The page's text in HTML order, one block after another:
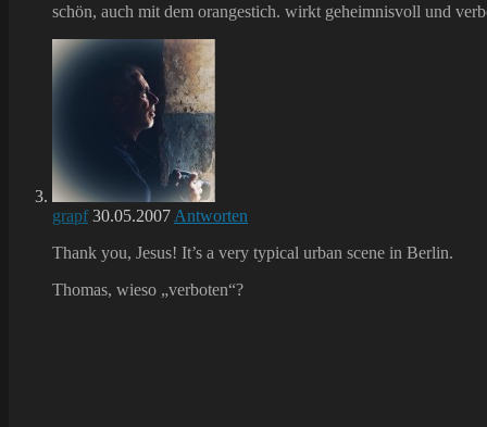
schön, auch mit dem orangestich. wirkt geheimnisvoll und
grapf 30.05.2007 Antworten
Thank you, Jesus! It’s a very typical urban scene in Berlin.
Thomas, wieso „verboten“?